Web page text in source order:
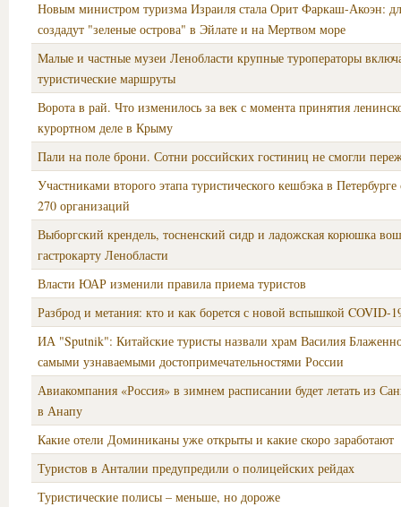
Новым министром туризма Израиля стала Орит Фаркаш-Акоэн:
создадут "зеленые острова" в Эйлате и на Мертвом море
Малые и частные музеи Ленобласти крупные туроператоры
туристические маршруты
Ворота в рай. Что изменилось за век с момента принятия
курортном деле в Крыму
Пали на поле брони. Сотни российских гостиниц не смогли
Участниками второго этапа туристического кешбэка в
270 организаций
Выборгский крендель, тосненский сидр и ладожская корюшка
гастрокарту Ленобласти
Власти ЮАР изменили правила приема туристов
Разброд и метания: кто и как борется с новой вспышкой COVID-
ИА "Sputnik": Китайские туристы назвали храм Василия
самыми узнаваемыми достопримечательностями России
Авиакомпания «Россия» в зимнем расписании будет летать из
в Анапу
Какие отели Доминиканы уже открыты и какие скоро заработают
Туристов в Анталии предупредили о полицейских рейдах
Туристические полисы – меньше, но дороже